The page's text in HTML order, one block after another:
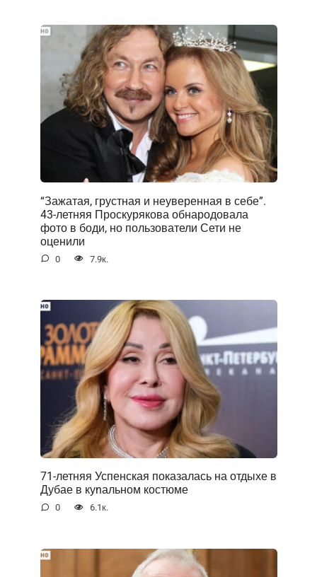
“Зажатая, грустная и неуверенная в себе”.
43-летняя Проскурякова обнародовала
фото в боди, но пользователи Сети не
оценили
0 7.9к.
71-летняя Успенская показалась на отдыхе в
Дубае в куnальном костюме
0 6.1к.